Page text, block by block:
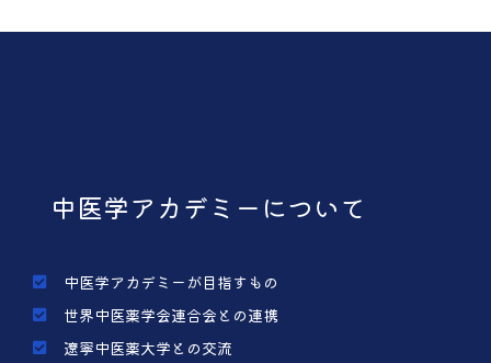
中医学アカデミーについて
中医学アカデミーが目指すもの
世界中医薬学会連合会との連携
遼寧中医薬大学との交流